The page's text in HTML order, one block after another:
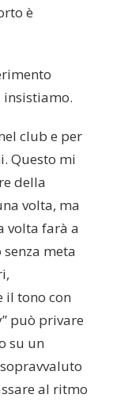
è
insistiamo.
club e per
Questo mi
della
volta, ma
volta farà a
meta
il tono con
può privare
su un
al ritmo